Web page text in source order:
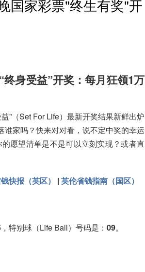
国家彩票"终生有奖"开
身受益”开奖：每月狂领1万
”（Set For Life）最新开奖结果新鲜出炉
家吗？快来对对看，说不定中奖的幸运
愿望清单是不是可以立刻实现？或者直
快报（英区） | 英伦省钱指南（国区）
，特别球（Life Ball）号码是： 09。